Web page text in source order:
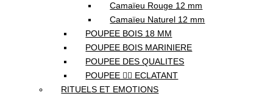
Camaïeu Rouge 12 mm
Camaïeu Naturel 12 mm
POUPEE BOIS 18 MM
POUPEE BOIS MARINIERE
POUPEE DES QUALITES
POUPEE ❤️‍🔥 ECLATANT
RITUELS ET EMOTIONS